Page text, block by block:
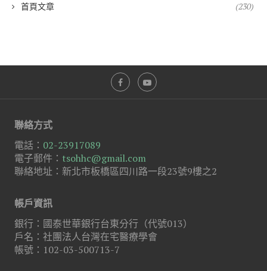
首頁文章 (230)
聯絡方式
電話： 02-23917089
電子郵件： tsohhc@gmail.com
聯絡地址：新北市板橋區四川路一段23號9樓之2
帳戶資訊
銀行：國泰世華銀行台東分行（代號013）
戶名：社團法人台灣在宅醫療學會
帳號：102-03-500713-7